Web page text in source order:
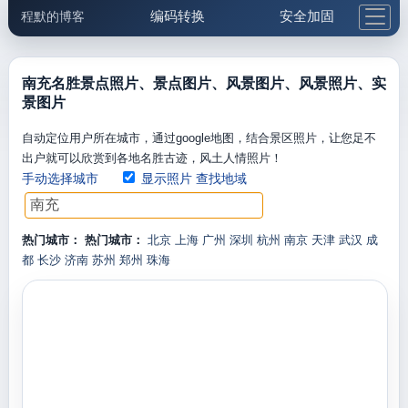
程默的博客 编码转换 安全加固
邮件工具 生活便民 更多工具
南充名胜景点照片、景点图片、风景图片、风景照片、实
景图片
自动定位用户所在城市，通过google地图，结合景区照片，让您足不
出户就可以欣赏到各地名胜古迹，风土人情照片！
手动选择城市 显示照片 查找地域
热门城市： 热门城市： 北京 上海 广州 深圳 杭州 南京 天津 武汉 成
都 长沙 济南 苏州 郑州 珠海